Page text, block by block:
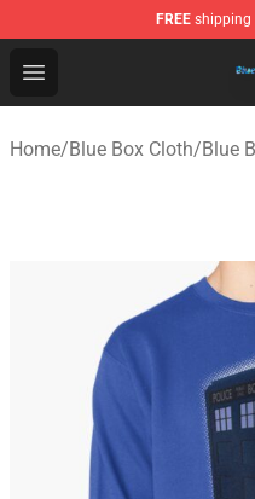
FREE shipping
Open menu
Blue Box Store -
Home/Blue Box Cloth/Blue